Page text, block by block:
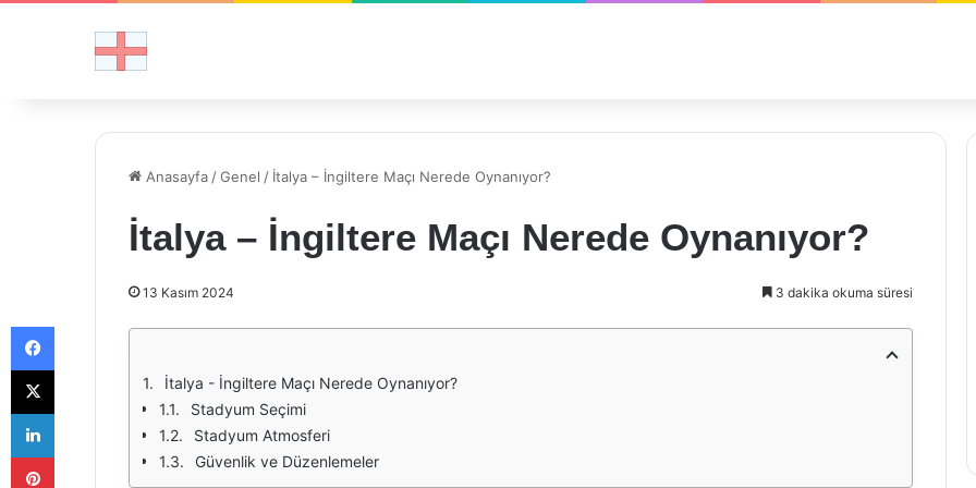
Anasayfa /Genel / İtalya – İngiltere Maçı Nerede Oynanıyor?
İtalya – İngiltere Maçı Nerede Oynanıyor?
13 Kasım 2024 3 dakika okuma süresi
İtalya - İngiltere Maçı Nerede Oynanıyor?
Stadyum Seçimi
Stadyum Atmosferi
Güvenlik ve Düzenlemeler
Facebook
X
LinkedIn
Pinterest